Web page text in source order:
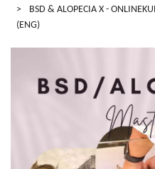
BSD & ALOPECIA X -
(ENG)